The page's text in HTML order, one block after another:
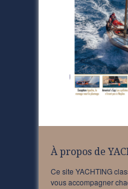
À propos de
Ce site YACHTING
vous accompagner